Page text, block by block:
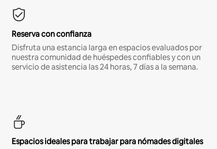
Reserva con confianza
Disfruta una estancia larga en espacios evaluados por
nuestra comunidad de huéspedes confiables y con un
servicio de asistencia las 24 horas, 7 días a la semana.
Espacios ideales para trabajar para nómades digitales